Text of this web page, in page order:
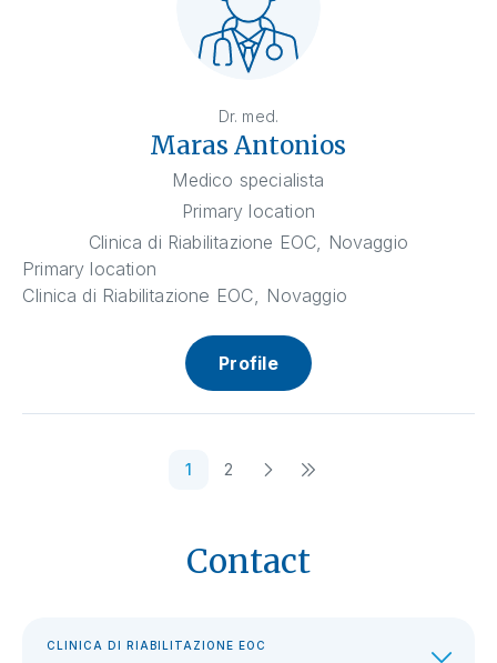
Dr. med.
Maras Antonios
Medico specialista
Primary location
Clinica di Riabilitazione EOC, Novaggio
Primary location
Clinica di Riabilitazione EOC, Novaggio
Profile
1 2
Contact
CLINICA DI RIABILITAZIONE EOC